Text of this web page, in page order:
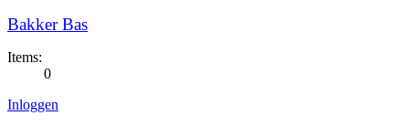
Bakker Bas
Items:
0
Inloggen